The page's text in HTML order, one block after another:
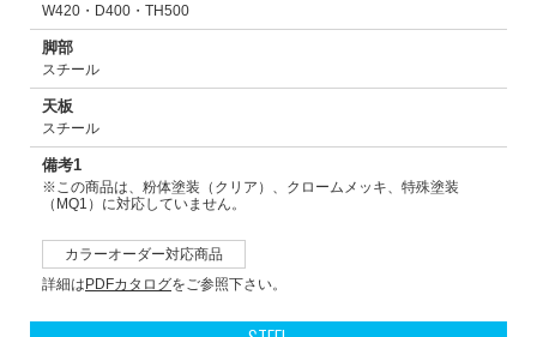
W420・D400・TH500
脚部
スチール
天板
スチール
備考1
※この商品は、粉体塗装（クリア）、クロームメッキ、特殊塗装
（MQ1）に対応していません。
カラーオーダー対応商品
詳細は PDFカタログをご参照下さい。